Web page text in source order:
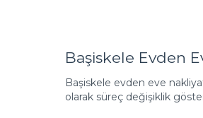
Başiskele Evden
Başiskele evden eve
olarak süreç değişiklik